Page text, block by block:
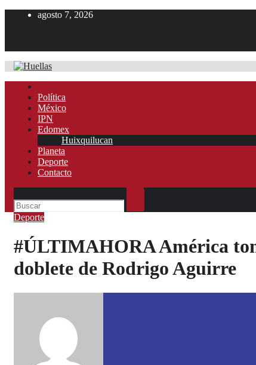
agosto 7, 2026
Política
México
IPN
Edomex
Huixquilucan
Planeta
Deporte
Contacto
Deporte
#ÚLTIMAHORA América
doblete de Rodrigo Aguirre